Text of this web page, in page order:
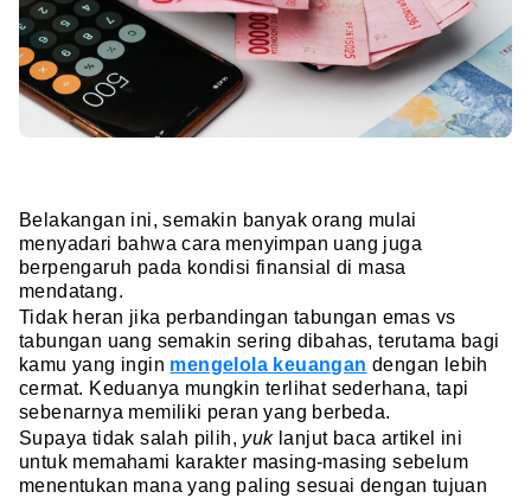
Belakangan ini, semakin banyak orang mulai
menyadari bahwa cara menyimpan uang juga
berpengaruh pada kondisi finansial di masa
mendatang.
Tidak heran jika perbandingan tabungan emas vs
tabungan uang semakin sering dibahas, terutama bagi
kamu yang ingin mengelola keuangan dengan lebih
cermat. Keduanya mungkin terlihat sederhana, tapi
sebenarnya memiliki peran yang berbeda.
Supaya tidak salah pilih, yuk lanjut baca artikel ini
untuk memahami karakter masing-masing sebelum
menentukan mana yang paling sesuai dengan tujuan